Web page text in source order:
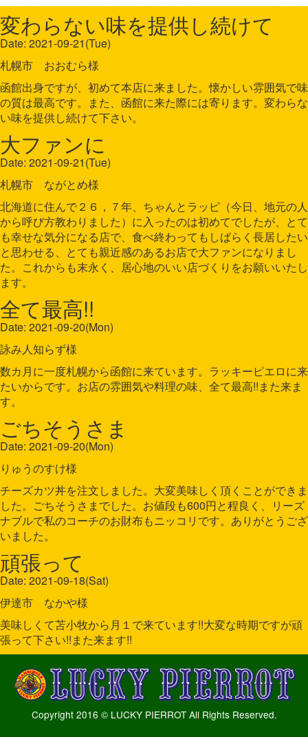
変わらない味を提供し続けて
Date: 2021-09-21(Tue)
札幌市 おおむら様
函館出身ですが、初めて本店に来ました。懐かしい雰囲気で味
の質は最高です。また、函館に来た際には寄ります。変わらな
い味を提供し続けて下さい。
大ファンに
Date: 2021-09-21(Tue)
札幌市 ながとめ様
北海道に住んで２６，７年、ちゃんとラッピ（今日、地元の人
から呼び方教わりました）に入ったのは初めてでしたが、とて
も幸せな気分になる店で、食べ終わってもしばらく長居したい
と思わせる、とても親近感のあるお店で大ファンになりまし
た。これからも末永く、居心地のいい店づくりをお願いいたし
ます。
全て最高!!
Date: 2021-09-20(Mon)
詠み人知らず様
数カ月に一度札幌から函館に来ています。ラッキーピエロに来
たいからです。お店の雰囲気や料理の味、全て最高!!また来ま
す。
ごちそうさま
Date: 2021-09-20(Mon)
りゅうのすけ様
チーズカツ丼を注文しました。大変美味しく頂くことができま
した。ごちそうさまでした。お値段も600円と程良く、リーズ
ナブルで私のコーチのお財布もニッコリです。ありがとうござ
いました。
頑張って
Date: 2021-09-18(Sat)
伊達市 なかや様
美味しくて苫小牧から月１で来ています!!大変な時期ですが頑
張って下さい!!また来ます!!
Copyright 2016 © LUCKY PIERROT All Rights Reserved.